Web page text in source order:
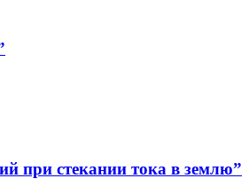
при стекании тока в землю”